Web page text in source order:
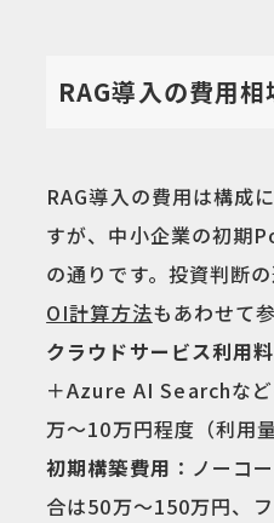
RAG導入の費用
RAG導入の費用は構成
すが、中小企業の初期
の通りです。投資判断の
OI計算方法もあわせて
クラウドサービス利用料
＋Azure AI Searchな
万〜10万円程度（利用
初期構築費用 ：ノーコ
合は50万〜150万円、